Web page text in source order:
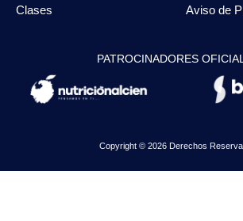
Clases
Aviso de
PATROCINADORES
Copyright © 2026 Derechos